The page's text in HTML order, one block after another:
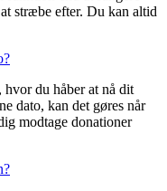
stræbe efter. Du kan altid
hvor du håber at nå dit
dato, kan det gøres når
modtage donationer